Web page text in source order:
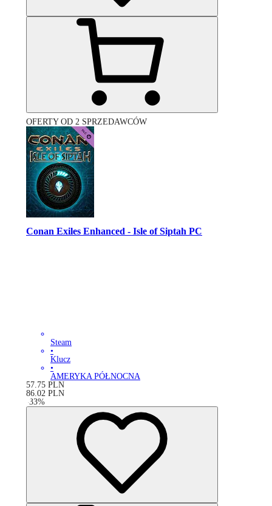
OFERTY OD 2 SPRZEDAWCÓW
Conan Exiles Enhanced - Isle of Siptah PC
Steam
•
Klucz
•
AMERYKA PÓŁNOCNA
57.75 PLN
86.02 PLN
-33%